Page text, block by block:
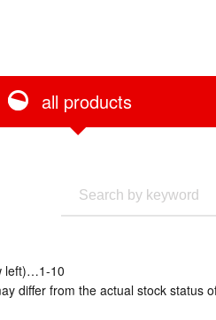
all products
left)…1-10
differ from the actual stock status